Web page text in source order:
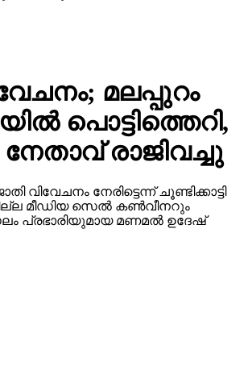
മലപ്പുറം
പൊട്ടിത്തെറി,
രാജിവച്ചു
വിവേചനം നേരിട്ടെന്ന് ചൂണ്ടിക്കാട്ടി
മീഡിയ സെല്‍ കണ്‍വീനറും
പ്രഭാരിയുമായ മണമല്‍ ഉദേഷ്